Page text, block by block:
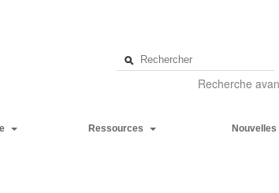
Recherche
Ressources Nouvelles